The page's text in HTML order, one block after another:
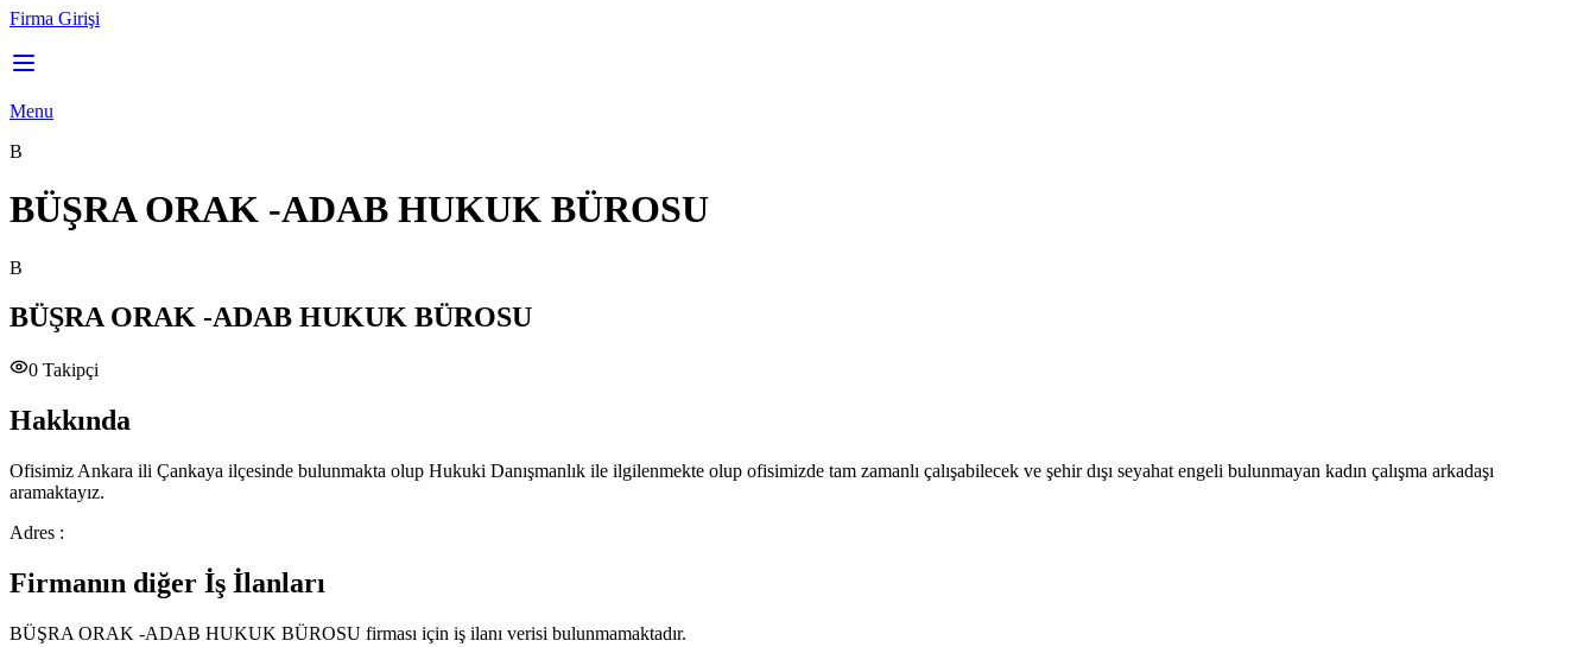
Firma Girişi
Menu
B
BÜŞRA ORAK -ADAB HUKUK BÜROSU
B
BÜŞRA ORAK -ADAB HUKUK BÜROSU
0 Takipçi
Hakkında
Ofisimiz Ankara ili Çankaya ilçesinde bulunmakta olup Hukuki Danışmanlık ile ilgilenmekte olup ofisimizde tam zamanlı çalışabilecek ve şehir dışı seyahat engeli bulunmayan kadın çalışma arkadaşı
aramaktayız.
Adres :
Firmanın diğer İş İlanları
BÜŞRA ORAK -ADAB HUKUK BÜROSU firması için iş ilanı verisi bulunmamaktadır.